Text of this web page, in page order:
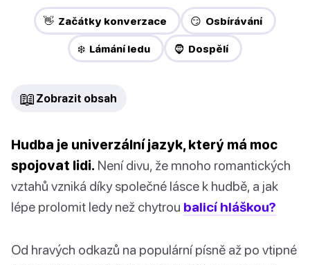
👋 Začátky konverzace 😏 Osbírávání
❄️ Lámání ledu 🧔 Dospělí
📖 Zobrazit obsah
Hudba je univerzální jazyk, který má moc
spojovat lidi. Není divu, že mnoho romantických
vztahů vzniká díky společné lásce k hudbě, a jak
lépe prolomit ledy než chytrou balicí hláškou?
Od hravých odkazů na populární písně až po vtipné